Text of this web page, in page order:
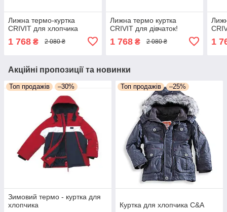
Лижна термо-куртка
CRIVIT для хлопчика
1 768 ₴ 2 080 ₴
Лижна термо куртка
CRIVIT для дівчаток!
1 768₴ 2 080 ₴ 1
Акційні пропозиції та новинки
Топ продажів –30%
Зимовий термо - куртка для
хлопчика
Топ продажів –25%
Куртка для хлопчика C&A